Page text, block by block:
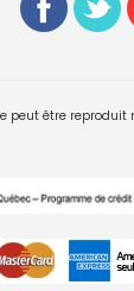
peut être